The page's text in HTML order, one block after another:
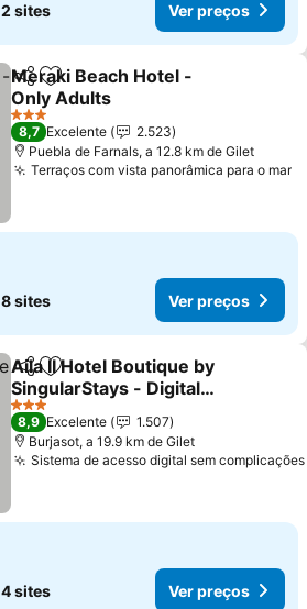
2 sites Ver preços
PartilharAdicionar aos favoritos
Meraki Beach Hotel -
Only Adults
Ver preços
3 Estrelas
8,7 Excelente
2.523
Puebla de Farnals, a 12.8 km de Gilet
Terraços com vista panorâmica para o mar
8 sites Ver preços
PartilharAdicionar aos favoritos
Aila II Hotel Boutique by
SingularStays - Digital
Access
Ver preços
3 Estrelas
8,9 Excelente
1.507
Burjasot, a 19.9 km de Gilet
Sistema de acesso digital sem complicações
4 sites Ver preços